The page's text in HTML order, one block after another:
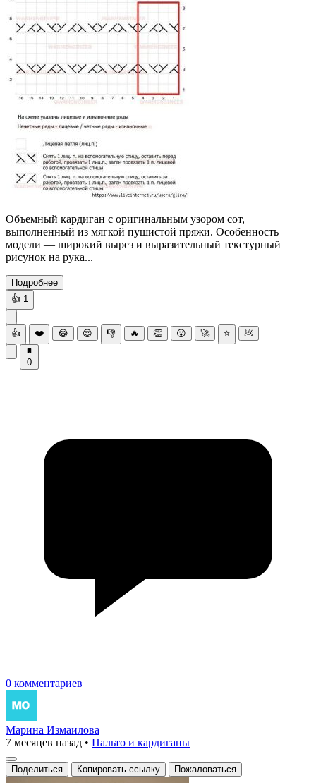
Объемный кардиган с оригинальным узором сот,
выполненный из мягкой пушистой пряжи. Особенность
модели — широкий вырез и выразительный текстурный
рисунок на рука...
Подробнее
👍 1
👍 ❤️ 😂 😍 👎 🔥 👏 😮 🚀 ⭐ 💩
0
0 комментариев
Марина Измаилова
7 месяцев назад • Пальто и кардиганы
Поделиться Копировать ссылку Пожаловаться